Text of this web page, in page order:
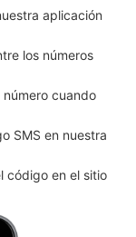
aplicación
los números
cuando
SMS en nuestra
código en el sitio